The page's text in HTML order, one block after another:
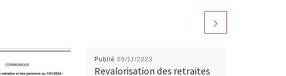
Publié 09/11/2023
Revalorisation des retraites